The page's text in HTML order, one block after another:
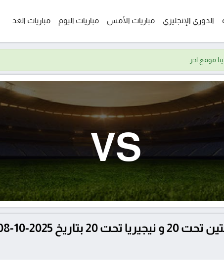
الدوري الإنجليزي مباريات الأمس مباريات اليوم مباريات الغد
VS